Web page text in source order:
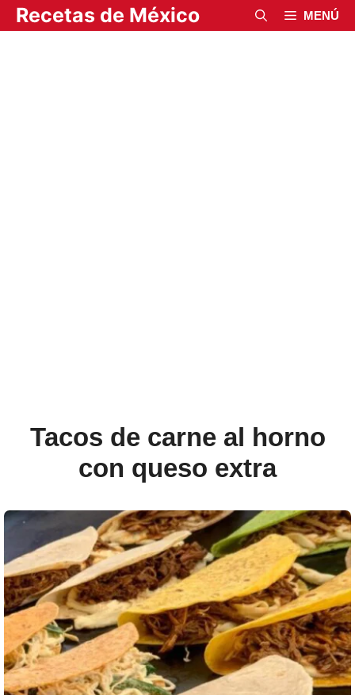
Saltar
al
Recetas de México MENÚ
Tacos de carne al horno
con queso extra